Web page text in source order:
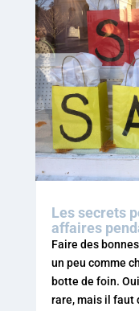
Les secrets
affaires
Faire des
un peu comme
botte de foin.
rare, mais il faut